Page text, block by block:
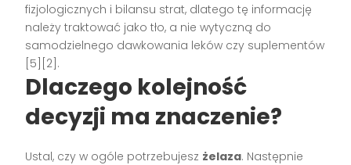
fizjologicznych i bilansu strat, dlatego tę informację
należy traktować jako tło, a nie wytyczną do
samodzielnego dawkowania leków czy suplementów
[5][2].
Dlaczego kolejność
decyzji ma znaczenie?
Ustal, czy w ogóle potrzebujesz żelaza. Następnie